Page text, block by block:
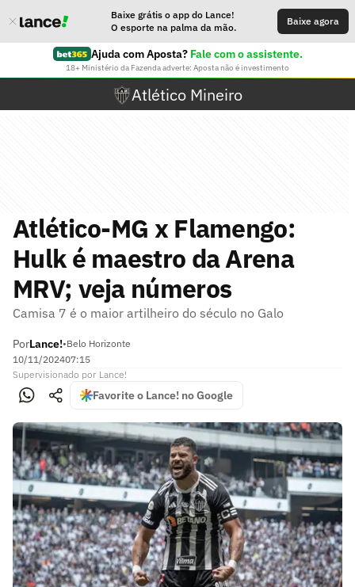
Baixe grátis o app do Lance!
O esporte na palma da mão.
Baixe agora
Ajuda com Aposta? Fale com o assistente.
18+ Ministério da Fazenda adverte: Aposta não é investimento
Atlético Mineiro
Atlético-MG x Flamengo:
Hulk é maestro da Arena
MRV; veja números
Camisa 7 é o maior artilheiro do século no Galo
PorLance!•Belo Horizonte
10/11/202407:15
Supervisionado por Lance!
Favorite o Lance! no Google